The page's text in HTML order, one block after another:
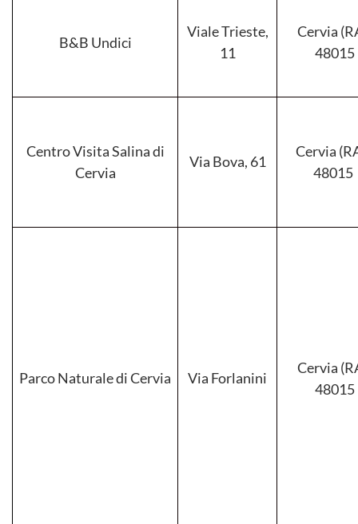
B&B Undici
Viale Trieste,
11
Cervia
48015
Centro Visita Salina di
Cervia
Via Bova, 61
Cervia
48015
Parco Naturale di Cervia Via Forlanini
Cervia
48015